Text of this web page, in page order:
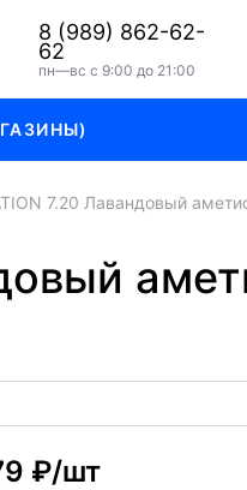
8 (989) 862-62-
62
пн—вс с 9:00 до 21:00
7.20 Лавандовый
₽/шт